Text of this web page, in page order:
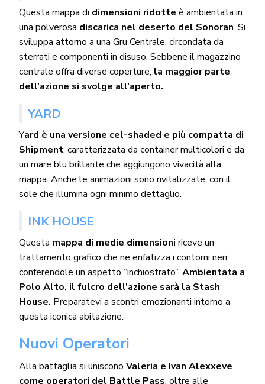
Questa mappa di dimensioni ridotte è ambientata in
una polverosa discarica nel deserto del Sonoran. Si
sviluppa attorno a una Gru Centrale, circondata da
sterrati e componenti in disuso. Sebbene il magazzino
centrale offra diverse coperture, la maggior parte
dell’azione si svolge all’aperto.
YARD
Yard è una versione cel-shaded e più compatta di
Shipment, caratterizzata da container multicolori e da
un mare blu brillante che aggiungono vivacità alla
mappa. Anche le animazioni sono rivitalizzate, con il
sole che illumina ogni minimo dettaglio.
INK HOUSE
Questa mappa di medie dimensioni riceve un
trattamento grafico che ne enfatizza i contorni neri,
conferendole un aspetto “inchiostrato”.Ambientata a
Polo Alto, il fulcro dell’azione sarà la Stash
House. Preparatevi a scontri emozionanti intorno a
questa iconica abitazione.
Nuovi Operatori
Alla battaglia si unisconoValeria e Ivan Alexxeve
come operatori del Battle Pass, oltre alle